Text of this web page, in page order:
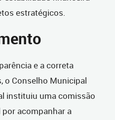
estratégicos.
e a correta
o Conselho Municipal
instituiu uma comissão
acompanhar a